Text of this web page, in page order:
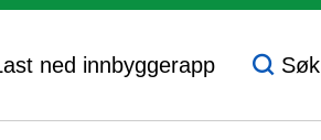
ned innbyggerapp Søk